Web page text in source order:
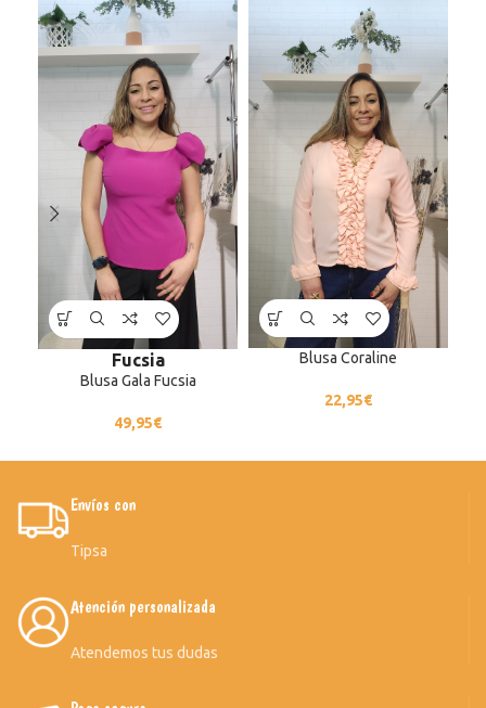
Fucsia
Blusa Gala Fucsia
49,95€
Blusa Coraline
22,95€
Envíos con
Tipsa
Atención personalizada
Atendemos tus dudas